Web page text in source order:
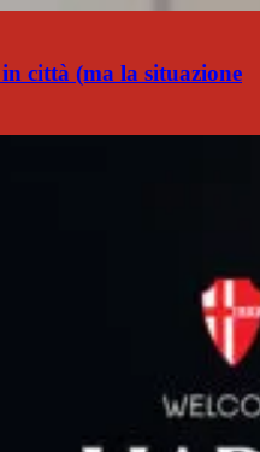
città (ma la situazione